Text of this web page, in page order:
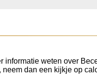
informatie weten over
dan een kijkje op